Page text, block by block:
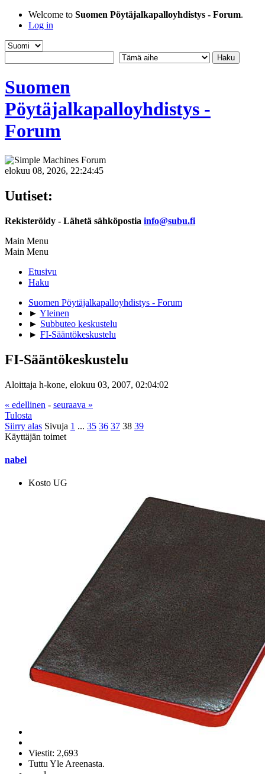
Welcome to Suomen Pöytäjalkapalloyhdistys - Forum.
Log in
Suomen
Pöytäjalkapalloyhdistys -
Forum
elokuu 08, 2026, 22:24:45
Uutiset:
Rekisteröidy - Lähetä sähköpostia info@subu.fi
Main Menu
Main Menu
Etusivu
Haku
Suomen Pöytäjalkapalloyhdistys - Forum
► Yleinen
► Subbuteo keskustelu
► FI-Sääntökeskustelu
FI-Sääntökeskustelu
Aloittaja h-kone, elokuu 03, 2007, 02:04:02
« edellinen - seuraava »
Tulosta
Siirry alas Sivuja 1 ... 35 36 37 38 39
Käyttäjän toimet
nabel
Kosto UG
Viestit: 2,693
Tuttu Yle Areenasta.